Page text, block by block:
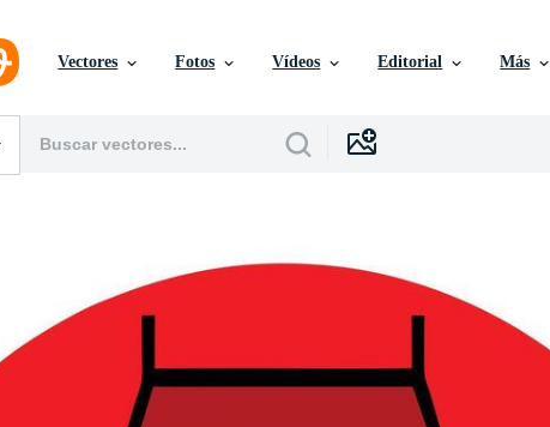
Vectores Fotos Vídeos Editorial Más